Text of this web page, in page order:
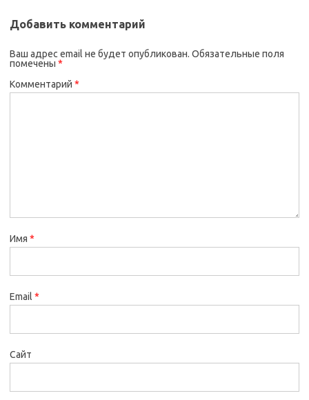
Добавить комментарий
Ваш адрес email не будет опубликован. Обязательные поля
помечены *
Комментарий *
Имя *
Email *
Сайт